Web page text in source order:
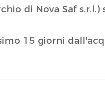
di Nova Saf
15 giorni